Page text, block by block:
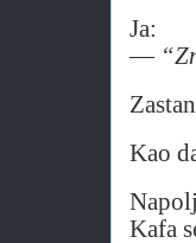
Ja:
—
Kao
Kafa